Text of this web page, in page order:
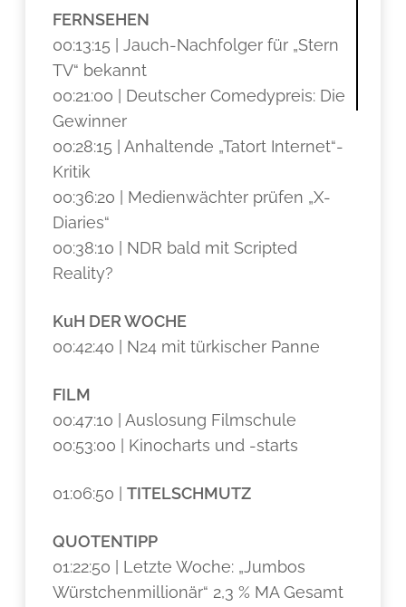
FERNSEHEN
00:13:15 | Jauch-Nachfolger für „Stern
TV“ bekannt
00:21:00 | Deutscher Comedypreis: Die
Gewinner
00:28:15 | Anhaltende „Tatort Internet“-
Kritik
00:36:20 | Medienwächter prüfen „X-
Diaries“
00:38:10 | NDR bald mit Scripted
Reality?
KuH DER WOCHE
00:42:40 | N24 mit türkischer Panne
FILM
00:47:10 | Auslosung Filmschule
00:53:00 | Kinocharts und -starts
01:06:50 |TITELSCHMUTZ
QUOTENTIPP
01:22:50 | Letzte Woche: „Jumbos
Würstchenmillionär“ 2,3 % MA Gesamt